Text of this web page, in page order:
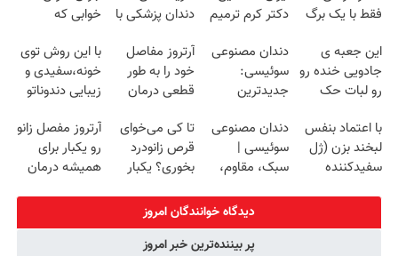
فقط با یک برگ
دکتر کرم ترمیم
ساخت!
دندان پزشکی با
خانگی
خوابی که
آموزش رایگان
این جعبه ی
جادویی خنده رو
رو لبات حک
خرید40%تخفیف
دندان مصنوعی
سوئیسی:
جدیدترین
سبک و مقاوم |
پرداخت قسطی
آرتروز مفاصل
خود را به طور
قطعی درمان
◗پرسش‌نامه◖
با این روش توی
خونه،سفیدی و
زیبایی دندوناتو
(40%off)
با اعتماد بنفس
لبخند بزن (ژل
سفیدکننده
دندان مصنوعی
سوئیسی |
سبک، مقاوم،
رایگان+پرداخت
اقساطی😍
تا کی می‌خوای
قرص زانودرد
بخوری؟ یکبار
کن
آرتروز مفصل زانو
رو یکبار برای
همیشه درمان
دیدگاه خوانندگان امروز
پر بیننده‌ترین خبر امروز